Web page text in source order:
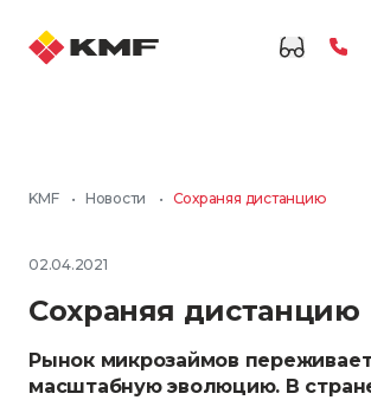
KMF • Новости • Сохраняя дистанцию
02.04.2021
Сохраняя дистанцию
Рынок микрозаймов
масштабную эволюцию. В